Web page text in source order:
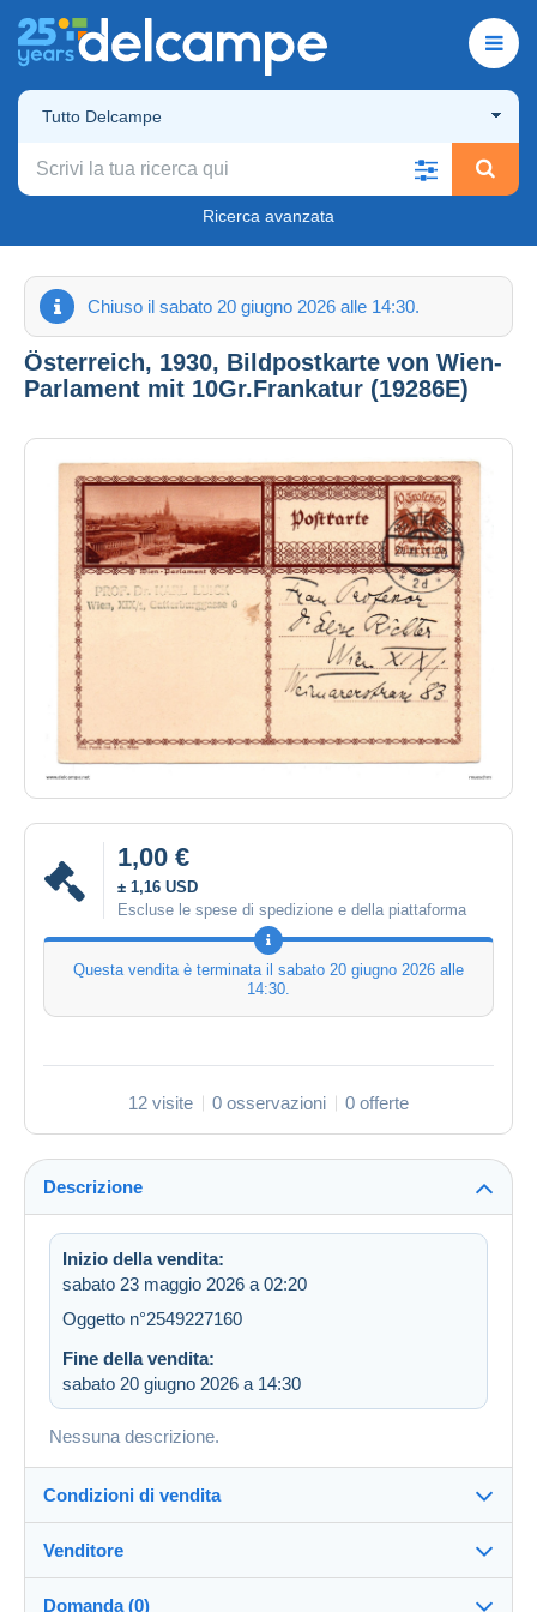
Tutto Delcampe
Ricerca avanzata
Chiuso il sabato 20 giugno 2026 alle 14:30.
Österreich, 1930, Bildpostkarte von Wien-
Parlament mit 10Gr.Frankatur (19286E)
1,00 €
± 1,16 USD
Escluse le spese di spedizione e della piattaforma
Questa vendita è terminata il sabato 20 giugno 2026 alle
14:30.
12 visite 0 osservazioni 0 offerte
Descrizione
Inizio della vendita:
sabato 23 maggio 2026 a 02:20
Oggetto n°2549227160
Fine della vendita:
sabato 20 giugno 2026 a 14:30
Nessuna descrizione.
Condizioni di vendita
Destinazione:
Vedi l'elenco dei paesi
Venditore
Domanda (0)